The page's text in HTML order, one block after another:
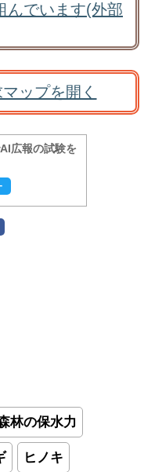
んでいます(外部
ップを開く
広報の試験を
林の保水力
ヒノキ